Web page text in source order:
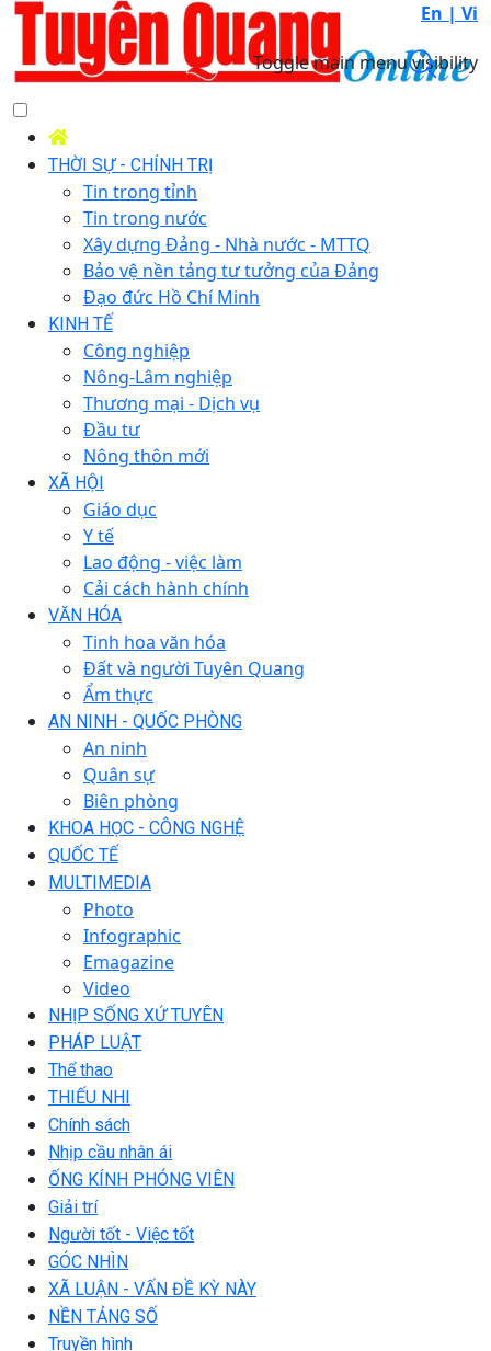
En | Vi
Toggle main menu visibility
THỜI SỰ - CHÍNH TRỊ
Tin trong tỉnh
Tin trong nước
Xây dựng Đảng - Nhà nước - MTTQ
Bảo vệ nền tảng tư tưởng của Đảng
Đạo đức Hồ Chí Minh
KINH TẾ
Công nghiệp
Nông-Lâm nghiệp
Thương mại - Dịch vụ
Đầu tư
Nông thôn mới
XÃ HỘI
Giáo dục
Y tế
Lao động - việc làm
Cải cách hành chính
VĂN HÓA
Tinh hoa văn hóa
Đất và người Tuyên Quang
Ẩm thực
AN NINH - QUỐC PHÒNG
An ninh
Quân sự
Biên phòng
KHOA HỌC - CÔNG NGHỆ
QUỐC TẾ
MULTIMEDIA
Photo
Infographic
Emagazine
Video
NHỊP SỐNG XỨ TUYÊN
PHÁP LUẬT
Thể thao
THIẾU NHI
Chính sách
Nhịp cầu nhân ái
ỐNG KÍNH PHÓNG VIÊN
Giải trí
Người tốt - Việc tốt
GÓC NHÌN
XÃ LUẬN - VẤN ĐỀ KỲ NÀY
NỀN TẢNG SỐ
Truyền hình